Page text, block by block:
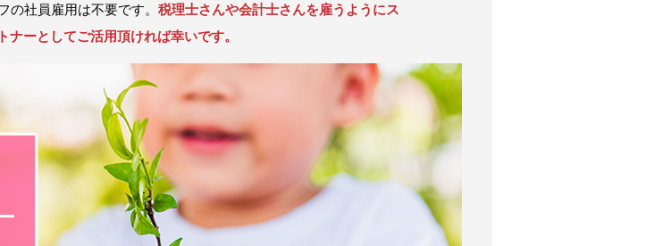
の社員雇用は不要です。 税理士さんや会計士さんを雇うようにス
ーとしてご活用頂ければ幸いです。